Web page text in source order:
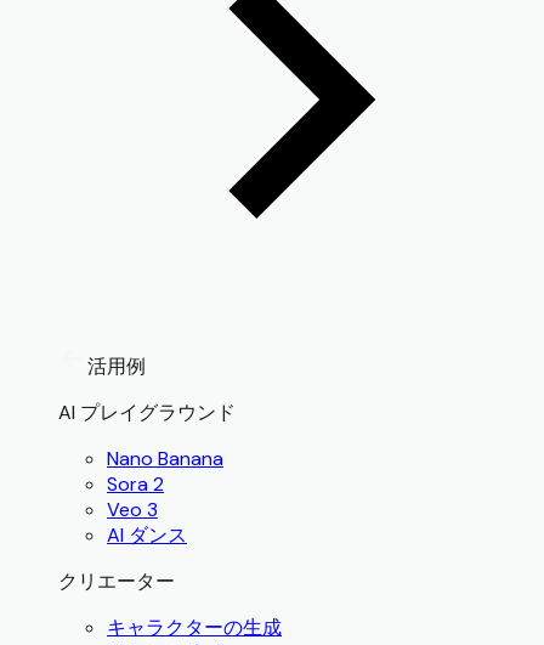
活用例
AI プレイグラウンド
Nano Banana
Sora 2
Veo 3
AI ダンス
クリエーター
キャラクターの生成